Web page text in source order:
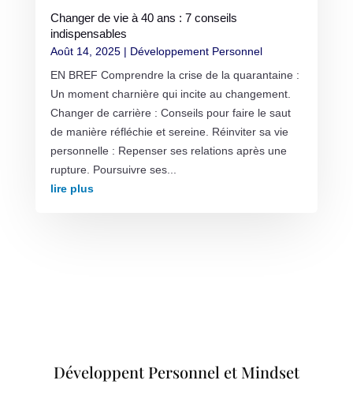
Changer de vie à 40 ans : 7 conseils
indispensables
Août 14, 2025| Développement Personnel
EN BREF Comprendre la crise de la quarantaine :
Un moment charnière qui incite au changement.
Changer de carrière : Conseils pour faire le saut
de manière réfléchie et sereine. Réinviter sa vie
personnelle : Repenser ses relations après une
rupture. Poursuivre ses...
lire plus
Développent Personnel et Mindset